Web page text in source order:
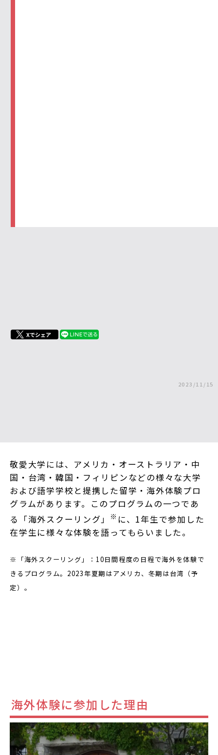
Xでシェア
2023/11/15
敬愛大学には、アメリカ・オーストラリア・中
国・台湾・韓国・フィリピンなどの様々な大学
および語学学校と提携した留学・海外体験プロ
グラムがあります。このプログラムの一つであ
る「海外スクーリング」
※ に、1年生で参加した
在学生に様々な体験を語ってもらいました。
※「海外スクーリング」：10日間程度の日程で海外を体験で
きるプログラム。2023年夏期はアメリカ、冬期は台湾（予
定）。
海外体験に参加した理由